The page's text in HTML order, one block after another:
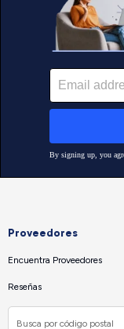
Proveedores
Encuentra Proveedores
Reseñas